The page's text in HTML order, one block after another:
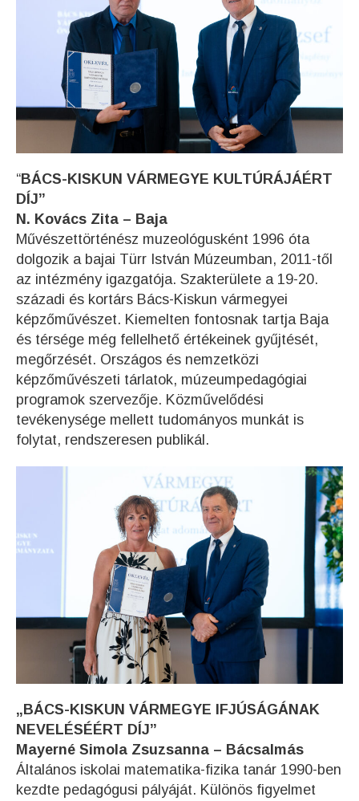
“BÁCS-KISKUN VÁRMEGYE KULTÚRÁJÁÉRT
DÍJ”
N. Kovács Zita – Baja
Művészettörténész muzeológusként 1996 óta
dolgozik a bajai Türr István Múzeumban, 2011-től
az intézmény igazgatója. Szakterülete a 19-20.
századi és kortárs Bács-Kiskun vármegyei
képzőművészet. Kiemelten fontosnak tartja Baja
és térsége még fellelhető értékeinek gyűjtését,
megőrzését. Országos és nemzetközi
képzőművészeti tárlatok, múzeumpedagógiai
programok szervezője. Közművelődési
tevékenysége mellett tudományos munkát is
folytat, rendszeresen publikál.
„BÁCS-KISKUN VÁRMEGYE IFJÚSÁGÁNAK
NEVELÉSÉÉRT DÍJ”
Mayerné Simola Zsuzsanna – Bácsalmás
Általános iskolai matematika-fizika tanár 1990-ben
kezdte pedagógusi pályáját. Különös figyelmet